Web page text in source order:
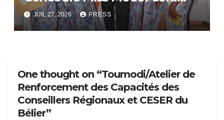
bientôt lance.
JUIL 27, 2026 PRESS
One thought on “Toumodi/Atelier de
Renforcement des Capacités des
Conseillers Régionaux et CESER du
Bélier”